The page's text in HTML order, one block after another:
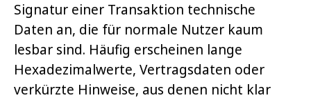
Signatur einer Transaktion technische
Daten an, die für normale Nutzer kaum
lesbar sind. Häufig erscheinen lange
Hexadezimalwerte, Vertragsdaten oder
verkürzte Hinweise, aus denen nicht klar